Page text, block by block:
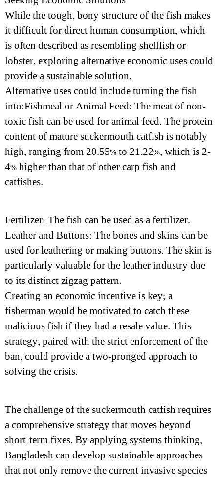
While the tough, bony structure of the fish makes
it difficult for direct human consumption, which
is often described as resembling shellfish or
lobster, exploring alternative economic uses could
provide a sustainable solution.
Alternative uses could include turning the fish
into:Fishmeal or Animal Feed: The meat of non-
toxic fish can be used for animal feed. The protein
content of mature suckermouth catfish is notably
high, ranging from 20.55% to 21.22%, which is 2-
4% higher than that of other carp fish and
catfishes.
Fertilizer: The fish can be used as a fertilizer.
Leather and Buttons: The bones and skins can be
used for leathering or making buttons. The skin is
particularly valuable for the leather industry due
to its distinct zigzag pattern.
Creating an economic incentive is key; a
fisherman would be motivated to catch these
malicious fish if they had a resale value. This
strategy, paired with the strict enforcement of the
ban, could provide a two-pronged approach to
solving the crisis.
The challenge of the suckermouth catfish requires
a comprehensive strategy that moves beyond
short-term fixes. By applying systems thinking,
Bangladesh can develop sustainable approaches
that not only remove the current invasive species